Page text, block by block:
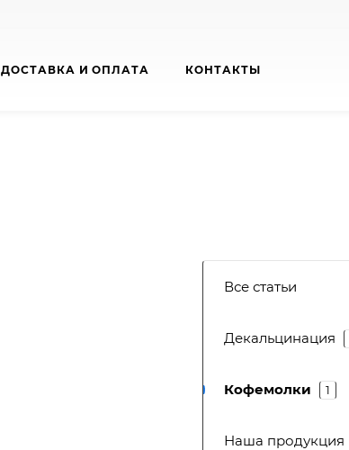
ДОСТАВКА И ОПЛАТА КОНТАКТЫ
Все статьи
Декальцинация
Кофемолки 1
Наша продукция